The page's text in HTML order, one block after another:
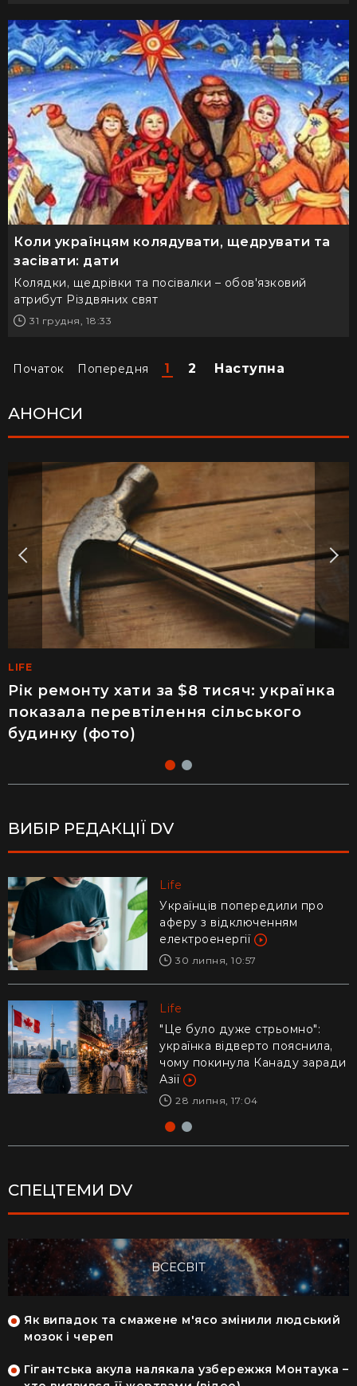
Коли українцям колядувати, щедрувати та
засівати: дати
Колядки, щедрівки та посівалки – обов'язковий
атрибут Різдвяних свят
31 грудня, 18:33
Початок Попередня 1 2 Наступна
АНОНСИ
LIFE
Рік ремонту хати за $8 тисяч: українка
показала перевтілення сільського
будинку (фото)
MEDINFO
Майже 2 тисячі отруєнь через салат –
як відвідування популярного
ресторану призвело до госпіталізації
ВИБІР РЕДАКЦІЇ DV
Life
Українців попередили про
аферу з відключенням
електроенергії
30 липня, 10:57
Life
"Це було дуже стрьомно":
українка відверто пояснила,
чому покинула Канаду заради
Азії
28 липня, 17:04
Life
Ледь втримали на руках: у
Дніпрі рибалки витягли з річки
гігантського коропа (відео)
28 липня, 17:47
Life
Драматичне відео із
Каліфорнії: 16-річний ризикнув
життям заради дитини –
реакція Трампа
29 липня, 10:04
СПЕЦТЕМИ DV
ВСЕСВІТ
Як випадок та смажене м'ясо змінили людський
мозок і череп
Гігантська акула налякала узбережжя Монтаука –